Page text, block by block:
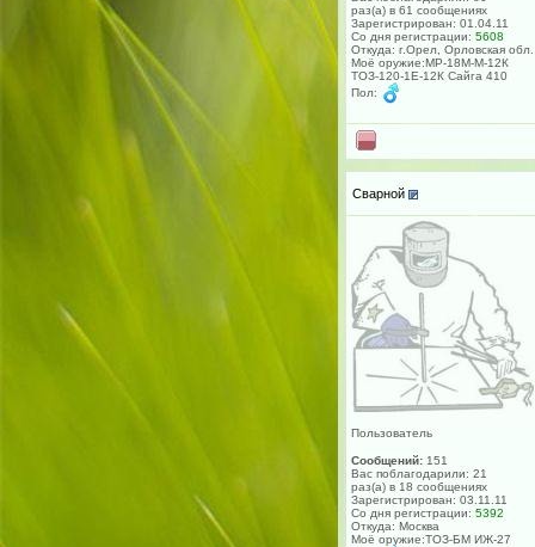
раз(а) в 61 сообщениях
Зарегистрирован: 01.04.11
Со дня регистрации: 5608
Откуда: г.Орел, Орловская
Моё оружие:МР-18М-М-12К
ТОЗ-120-1Е-12К Сайга 410
Пол:
Сварной
Пользователь
Сообщений: 151
Вас поблагодарили: 21
раз(а) в 18 сообщениях
Зарегистрирован: 03.11.11
Со дня регистрации: 5392
Откуда: Москва
Моё оружие:ТОЗ-БМ ИЖ-27